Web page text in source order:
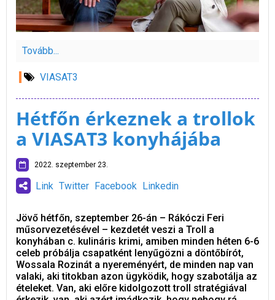
Tovább...
VIASAT3
Hétfőn érkeznek a trollok
a VIASAT3 konyhájába
2022. szeptember 23.
Link Twitter Facebook Linkedin
Jövő hétfőn, szeptember 26-án – Rákóczi Feri
műsorvezetésével – kezdetét veszi a Troll a
konyhában c. kulináris krimi, amiben minden héten 6-6
celeb próbálja csapatként lenyűgözni a döntőbírót,
Wossala Rozinát a nyereményért, de minden nap van
valaki, aki titokban azon ügyködik, hogy szabotálja az
ételeket. Van, aki előre kidolgozott troll stratégiával